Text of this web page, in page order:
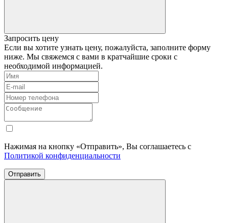
Запросить цену
Если вы хотите узнать цену, пожалуйста, заполните форму
ниже. Мы свяжемся с вами в кратчайшие сроки с
необходимой информацией.
Нажимая на кнопку «Отправить», Вы соглашаетесь с
Политикой конфиденциальности
Отправить